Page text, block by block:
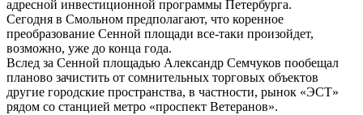
адресной инвестиционной программы Петербурга.
Сегодня в Смольном предполагают, что коренное
преобразование Сенной площади все-таки произойдет,
возможно, уже до конца года.
Вслед за Сенной площадью Александр Семчуков пообещал
планово зачистить от сомнительных торговых объектов
другие городские пространства, в частности, рынок «ЭСТ»
рядом со станцией метро «проспект Ветеранов».